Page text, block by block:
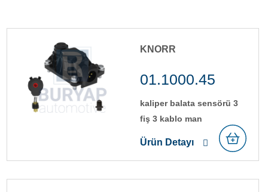
KNORR
01.1000.45
kali̇per balata sensörü 3
fi̇ş 3 kablo man
Ürün Detayı